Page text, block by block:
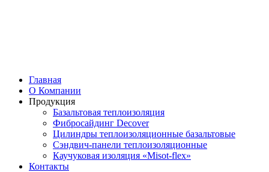
Главная
О Компании
Продукция
Базальтовая теплоизоляция
Фибросайдинг Decover
Цилиндры теплоизоляционные базальтовые
Cэндвич-панели теплоизоляционные
Каучуковая изоляция «Misot-flex»
Контакты